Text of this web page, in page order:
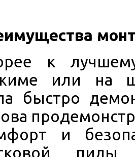
к
или на
быстро
и
пилы